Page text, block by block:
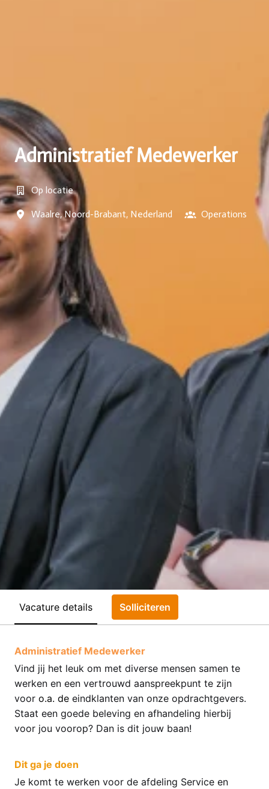
Administratief Medewerker
Op locatie
Waalre, Noord-Brabant, Nederland Operations
Vacature details Solliciteren
Administratief Medewerker
Vind jij het leuk om met diverse mensen samen te
werken en een vertrouwd aanspreekpunt te zijn
voor o.a. de eindklanten van onze opdrachtgevers.
Staat een goede beleving en afhandeling hierbij
voor jou voorop? Dan is dit jouw baan!
Dit ga je doen
Je komt te werken voor de afdeling Service en